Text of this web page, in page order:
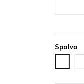
Spalva
HDF